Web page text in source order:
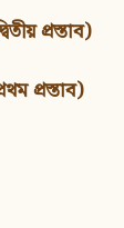
প্রস্তাব)
প্রস্তাব)